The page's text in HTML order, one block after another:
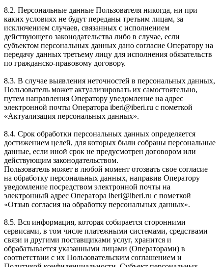
8.2. Персональные данные Пользователя никогда, ни при
каких условиях не будут переданы третьим лицам, за
исключением случаев, связанных с исполнением
действующего законодательства либо в случае, если
субъектом персональных данных дано согласие Оператору на
передачу данных третьему лицу для исполнения обязательств
по гражданско-правовому договору.
8.3. В случае выявления неточностей в персональных данных,
Пользователь может актуализировать их самостоятельно,
путем направления Оператору уведомление на адрес
электронной почты Оператора iberi@iberi.ru с пометкой
«Актуализация персональных данных».
8.4. Срок обработки персональных данных определяется
достижением целей, для которых были собраны персональные
данные, если иной срок не предусмотрен договором или
действующим законодательством.
Пользователь может в любой момент отозвать свое согласие
на обработку персональных данных, направив Оператору
уведомление посредством электронной почты на
электронный адрес Оператора iberi@iberi.ru с пометкой
«Отзыв согласия на обработку персональных данных».
8.5. Вся информация, которая собирается сторонними
сервисами, в том числе платежными системами, средствами
связи и другими поставщиками услуг, хранится и
обрабатывается указанными лицами (Операторами) в
соответствии с их Пользовательским соглашением и